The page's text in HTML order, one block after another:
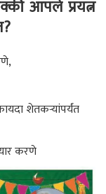
आपले प्रयत्न
?
शेतकऱ्यांपर्यंत
करणे